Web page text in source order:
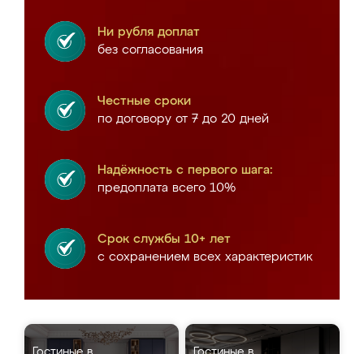
Ни рубля доплат
без согласования
Честные сроки
по договору от 7 до 20 дней
Надёжность с первого шага:
предоплата всего 10%
Срок службы 10+ лет
с сохранением всех характеристик